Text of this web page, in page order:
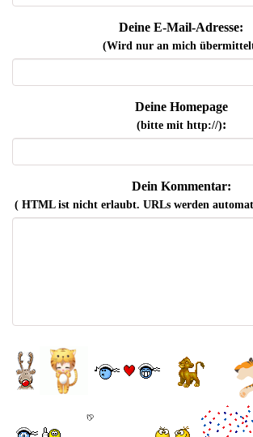
Deine E-Mail-Adresse:
(Wird nur an mich
Deine Homepage
(bitte mit http://):
Dein Kommentar:
( HTML ist nichterlaubt. URLs werden